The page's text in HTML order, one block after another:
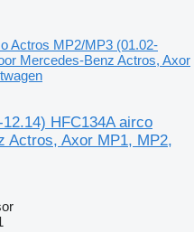
Actros MP2/MP3 (01.02-
Mercedes-Benz Actros, Axor
HFC134A airco
Actros, Axor MP1, MP2,